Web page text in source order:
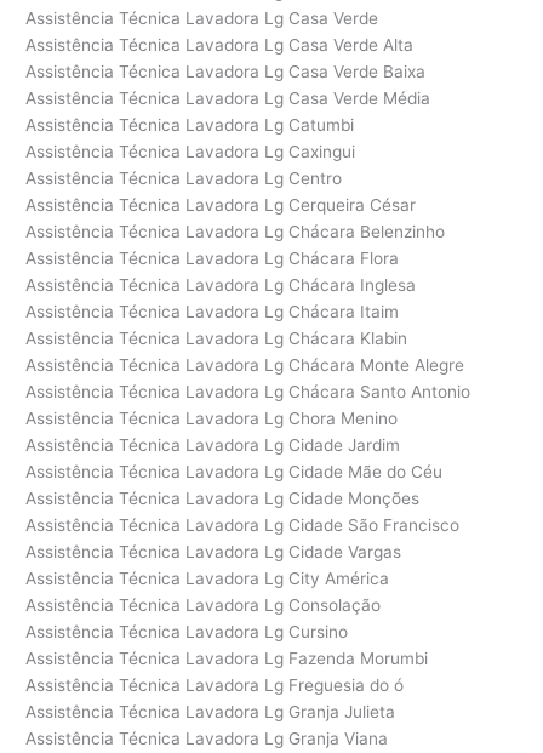
Assistência Técnica Lavadora Lg Casa Verde
Assistência Técnica Lavadora Lg Casa Verde Alta
Assistência Técnica Lavadora Lg Casa Verde Baixa
Assistência Técnica Lavadora Lg Casa Verde Média
Assistência Técnica Lavadora Lg Catumbi
Assistência Técnica Lavadora Lg Caxingui
Assistência Técnica Lavadora Lg Centro
Assistência Técnica Lavadora Lg Cerqueira César
Assistência Técnica Lavadora Lg Chácara Belenzinho
Assistência Técnica Lavadora Lg Chácara Flora
Assistência Técnica Lavadora Lg Chácara Inglesa
Assistência Técnica Lavadora Lg Chácara Itaim
Assistência Técnica Lavadora Lg Chácara Klabin
Assistência Técnica Lavadora Lg Chácara Monte Alegre
Assistência Técnica Lavadora Lg Chácara Santo Antonio
Assistência Técnica Lavadora Lg Chora Menino
Assistência Técnica Lavadora Lg Cidade Jardim
Assistência Técnica Lavadora Lg Cidade Mãe do Céu
Assistência Técnica Lavadora Lg Cidade Monções
Assistência Técnica Lavadora Lg Cidade São Francisco
Assistência Técnica Lavadora Lg Cidade Vargas
Assistência Técnica Lavadora Lg City América
Assistência Técnica Lavadora Lg Consolação
Assistência Técnica Lavadora Lg Cursino
Assistência Técnica Lavadora Lg Fazenda Morumbi
Assistência Técnica Lavadora Lg Freguesia do ó
Assistência Técnica Lavadora Lg Granja Julieta
Assistência Técnica Lavadora Lg Granja Viana